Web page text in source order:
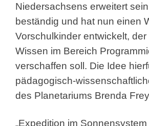
Niedersachsens erweitert
beständig und hat nun einen
Vorschulkinder entwickelt,
Wissen im Bereich
verschaffen soll. Die Idee
pädagogisch-
des Planetariums Brenda
„Expedition im